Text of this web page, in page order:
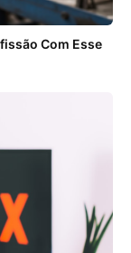
Com Esse